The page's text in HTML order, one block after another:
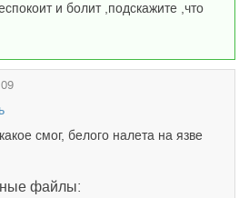
и болит ,подскажите ,что
смог, белого налета на язве
файлы: